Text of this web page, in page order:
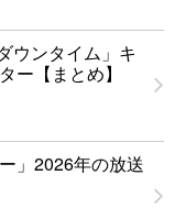
ウンタイム」キ
ー【まとめ】
」2026年の放送